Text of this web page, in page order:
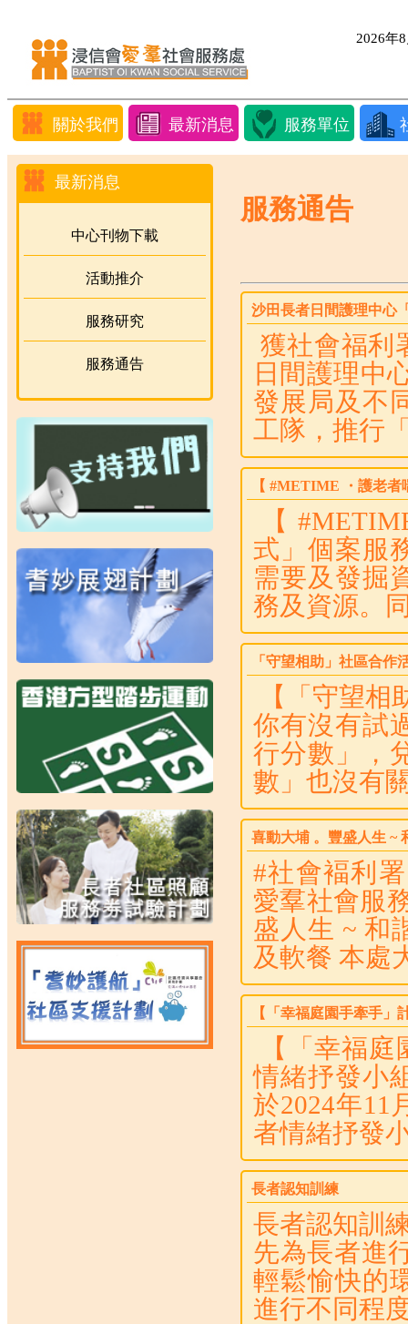
2026年
關於我們 最新消息 服務單位
最新消息
中心刊物下載
活動推介
服務研究
服務通告
服務通告
沙田長者日間護理中心
獲社會福利
日間護理中
發展局及不
工隊，推行
【 #METIME ・護老者
【
式」個案服
需要及發掘
務及資源。
「守望相助」社區合
【「守望
你有沒有試
行分數」，
數」也沒有
喜動大埔 。豐盛人生 ~
#社會褔利
愛羣社會服
盛人生 ~ 和
及軟餐 本處
【「幸福庭園手牽手」
【「幸福
情緒抒發小
於2024年11
者情緒抒發
長者認知訓練
長者認知訓
先為長者進
輕鬆愉快的
進行不同程